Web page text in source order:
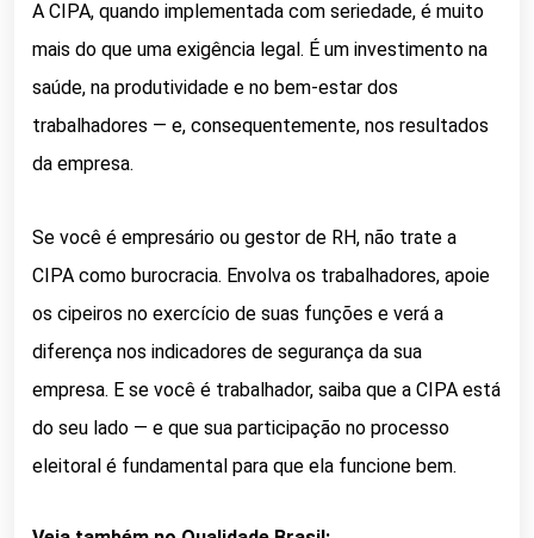
A CIPA, quando implementada com seriedade, é muito
mais do que uma exigência legal. É um investimento na
saúde, na produtividade e no bem-estar dos
trabalhadores — e, consequentemente, nos resultados
da empresa.
Se você é empresário ou gestor de RH, não trate a
CIPA como burocracia. Envolva os trabalhadores, apoie
os cipeiros no exercício de suas funções e verá a
diferença nos indicadores de segurança da sua
empresa. E se você é trabalhador, saiba que a CIPA está
do seu lado — e que sua participação no processo
eleitoral é fundamental para que ela funcione bem.